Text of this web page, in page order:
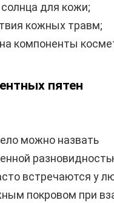
для кожи;
кожных травм;
компоненты
пятен
можно назвать
встречаются у
покровом при